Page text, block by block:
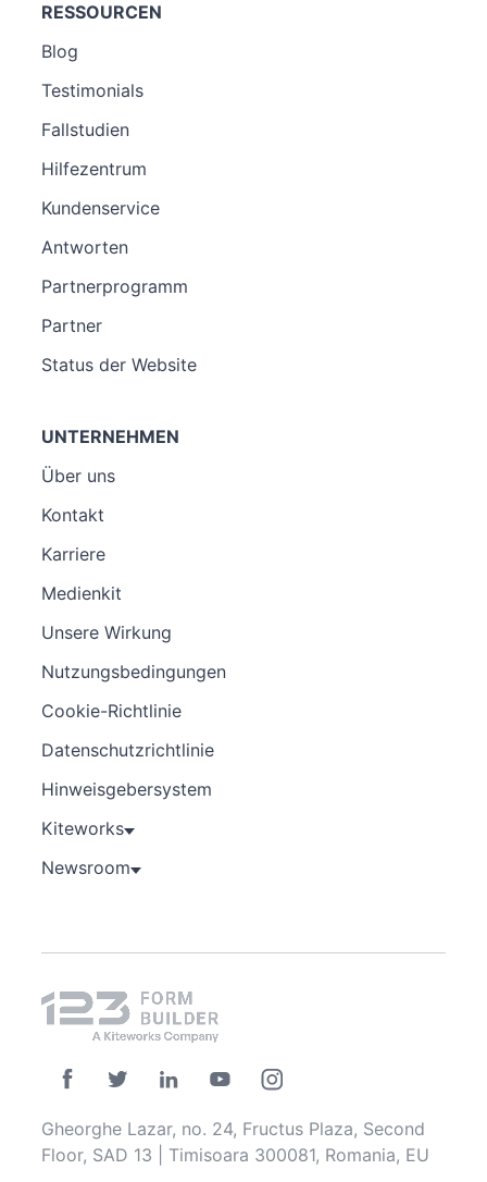
RESSOURCEN
Blog
Testimonials
Fallstudien
Hilfezentrum
Kundenservice
Antworten
Partnerprogramm
Partner
Status der Website
UNTERNEHMEN
Über uns
Kontakt
Karriere
Medienkit
Unsere Wirkung
Nutzungsbedingungen
Cookie-Richtlinie
Datenschutzrichtlinie
Hinweisgebersystem
Kiteworks
Newsroom
Gheorghe Lazar, no. 24, Fructus Plaza, Second
Floor, SAD 13 | Timisoara 300081, Romania, EU